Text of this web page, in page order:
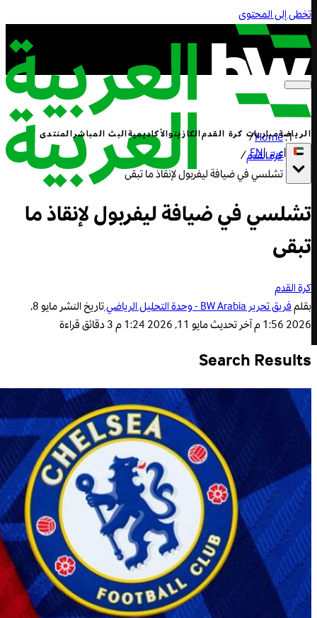
تخطى إلى المحتوى
الرياضةمباريات كرة القدمالكازينوالأكاديميةالبث المباشرالمنتدى
|عربي|
EN
Home
/
كرة القدم/
تشلسي في ضيافة ليفربول لإنقاذ ما تبقى
تشلسي في ضيافة ليفربول لإنقاذ ما
تبقى
كرة القدم
بقلمفريق تحرير BW Arabia - وحدة التحليل الرياضي تاريخ النشر
مايو 8,
2026 1:56 م
آخر تحديثمايو 11, 2026 1:24 م 3 دقائق قراءة
Search Results